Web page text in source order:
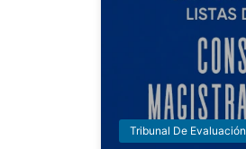
Tribunal De Evaluación